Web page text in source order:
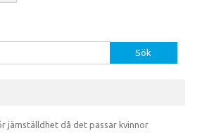
jämställdhet då det passar kvinnor